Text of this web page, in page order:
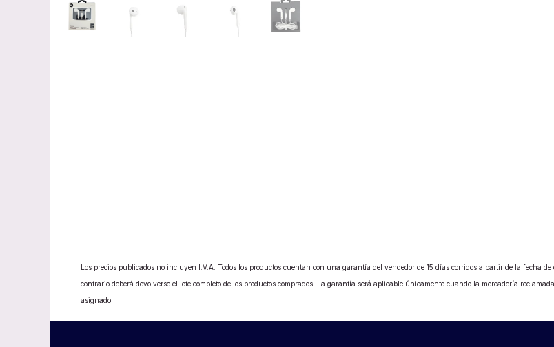
Los precios publicados no incluyen I.V.A. Todos los productos cuentan con una garantía del vendedor de 15 días corridos a partir de la fecha
contrario deberá devolverse el lote completo de los productos comprados. La garantía será aplicable únicamente cuando la mercadería
asignado.